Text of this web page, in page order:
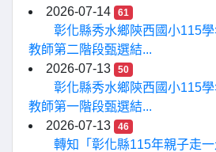
2026-07-14
61
彰化縣秀水鄉陝西國小115
教師第二階段甄選結...
2026-07-13
50
彰化縣秀水鄉陝西國小115
教師第一階段甄選結...
2026-07-13
46
轉知「彰化縣115年親子走